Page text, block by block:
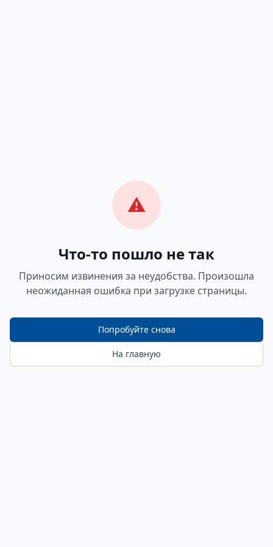
⚠️
Что-то пошло не так
Приносим извинения за неудобства. Произошла
неожиданная ошибка при загрузке страницы.
Попробуйте снова
На главную